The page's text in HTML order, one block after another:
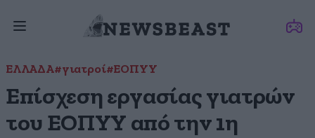
ΕΛΛΑΔΑ#γιατροί#ΕΟΠΥΥ
Επίσχεση εργασίας γιατρών
του ΕΟΠΥΥ από την 1η